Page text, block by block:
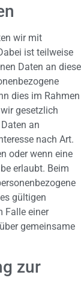
wir mit
ist teilweise
Daten an diese
dies im Rahmen
gesetzlich
an
nach Art.
oder wenn eine
erlaubt. Beim
gültigen
Falle einer
gemeinsame
zur